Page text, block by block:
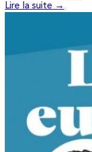
Lire la suite →